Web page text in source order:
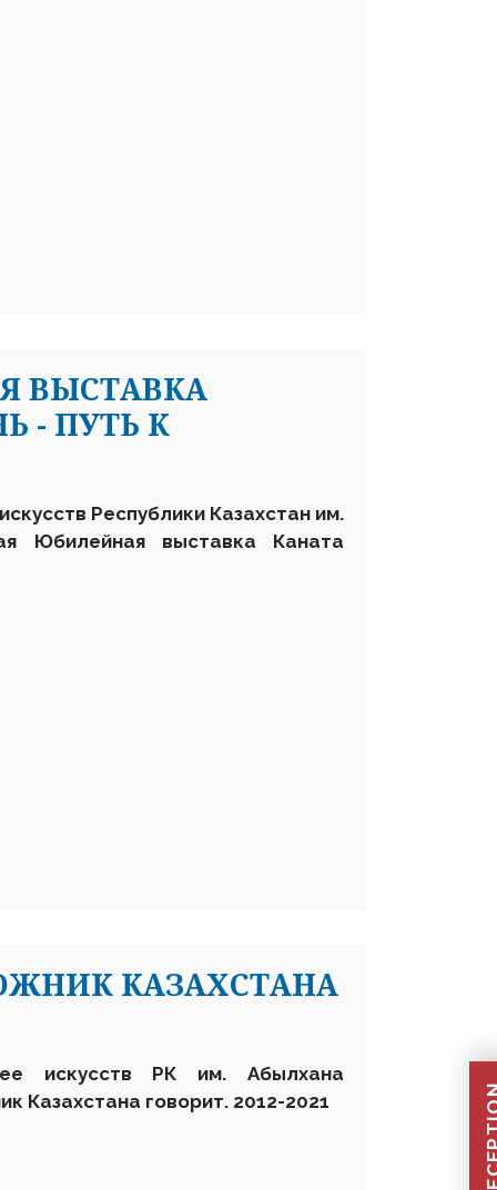
ВЫСТАВКА
- ПУТЬ К
Республики Казахстан им.
Юбилейная выставка Каната
КАЗАХСТАНА
искусств РК им. Абылхана
Казахстана говорит. 2012-2021